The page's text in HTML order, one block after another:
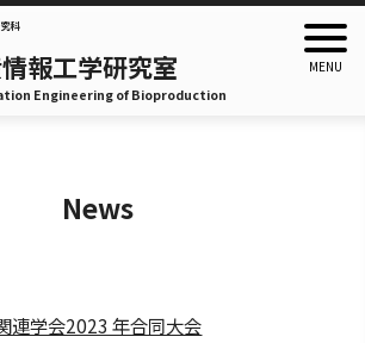
科
報工学研究室
Engineering of Bioproduction
News
連学会2023 年合同大会